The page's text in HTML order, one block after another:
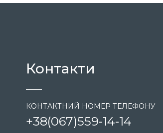
Контакти
КОНТАКТНИЙ НОМЕР ТЕЛЕФОНУ
+38(067)559-14-14